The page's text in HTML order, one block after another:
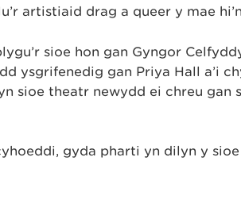
artistiaid drag a queer y mae
sioe hon gan Gyngor
ysgrifenedig gan Priya Hall a’i
sioe theatr newydd ei chreu gan
gyda pharti yn dilyn y